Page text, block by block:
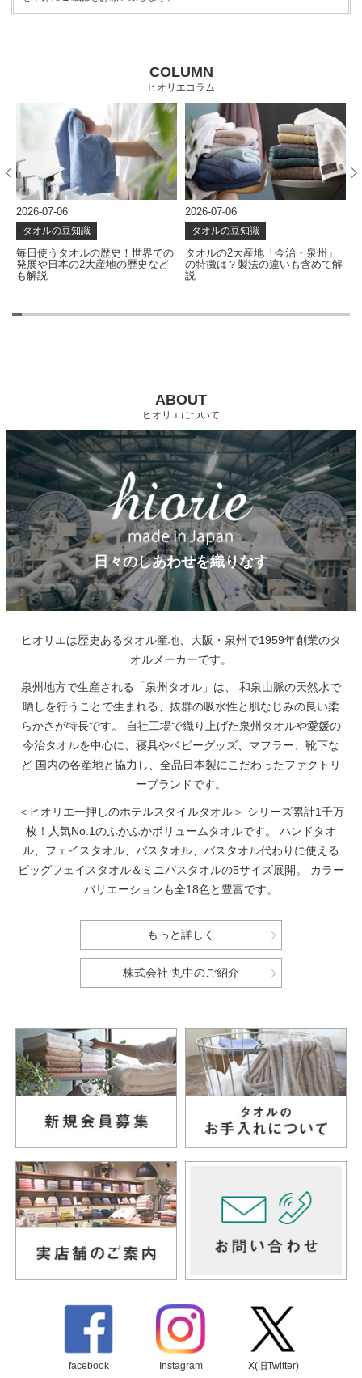
COLUMN
ヒオリエコラム
2026-07-06
タオルの豆知識
毎日使うタオルの歴史！世界での
発展や日本の2大産地の歴史など
も解説
2026-07-06
タオルの豆知識
タオルの2大産地「今治・泉州」
の特徴は？製法の違いも含めて解
説
ABOUT
ヒオリエについて
日々のしあわせを織りなす
ヒオリエは歴史あるタオル産地、大阪・泉州で1959年創業のタ
オルメーカーです。
泉州地方で生産される「泉州タオル」は、
和泉山脈の天然水で
晒しを行うことで生まれる、抜群の吸水性と肌なじみの良い柔
らかさが特長です。
自社工場で織り上げた泉州タオルや愛媛の
今治タオルを中心に、寝具やベビーグッズ、マフラー、靴下な
ど 国内の各産地と協力し、全品日本製にこだわったファクトリ
ーブランドです。
＜ヒオリエ一押しのホテルスタイルタオル＞ シリーズ累計1千万
枚！人気No.1のふかふかボリュームタオルです。
ハンドタオ
ル、フェイスタオル、バスタオル、バスタオル代わりに使える
ビッグフェイスタオル＆ミニバスタオルの5サイズ展開。
カラー
バリエーションも全18色と豊富です。
もっと詳しく
株式会社 丸中のご紹介
facebook Instagram X(旧Twitter)